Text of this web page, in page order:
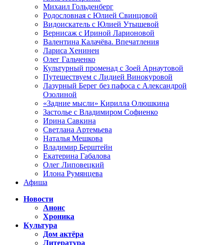
Михаил Гольденберг
Родословная с Юлией Свинцовой
Видоискатель с Юлией Утышевой
Вернисаж с Ириной Ларионовой
Валентина Калачёва. Впечатления
Лариса Хенинен
Олег Гальченко
Культурный променад с Зоей Арнаутовой
Путешествуем с Лидией Винокуровой
Лазурный Берег без пафоса с Александрой
Озолиной
«Задние мысли» Кирилла Олюшкина
Застолье с Владимиром Софиенко
Ирина Савкина
Светлана Артемьева
Наталья Мешкова
Владимир Берштейн
Екатерина Габалова
Олег Липовецкий
Илона Румянцева
Афиша
Новости
Анонс
Хроника
Культура
Дом актёра
Литература